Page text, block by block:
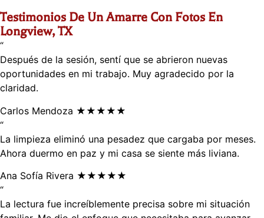
Testimonios De Un Amarre Con Fotos En
Longview, TX
“
Después de la sesión, sentí que se abrieron nuevas
oportunidades en mi trabajo. Muy agradecido por la
claridad.
Carlos Mendoza ★★★★★
“
La limpieza eliminó una pesadez que cargaba por meses.
Ahora duermo en paz y mi casa se siente más liviana.
Ana Sofía Rivera ★★★★★
“
La lectura fue increíblemente precisa sobre mi situación